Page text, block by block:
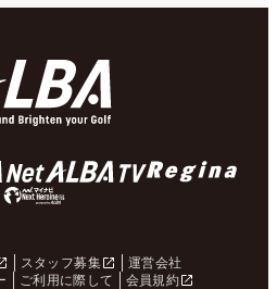
スタッフ募集
運営会社
ご利用に際して
会員規約